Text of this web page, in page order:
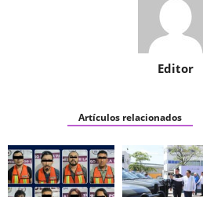
Editor
Artículos relacionados